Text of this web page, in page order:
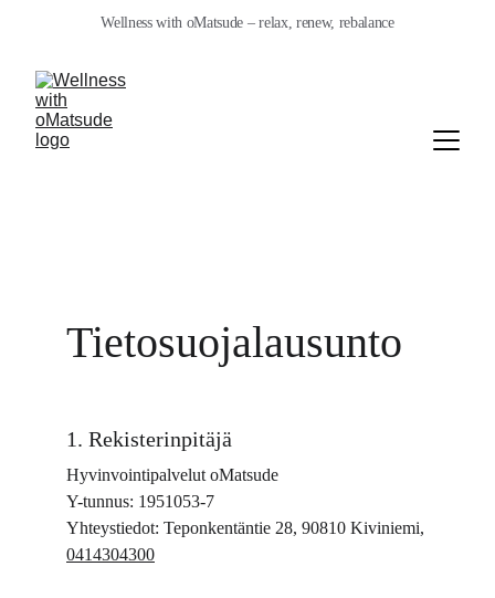
Wellness with oMatsude – relax, renew, rebalance
Tietosuojalausunto
1. Rekisterinpitäjä
Hyvinvointipalvelut oMatsude
Y-tunnus: 1951053-7
Yhteystiedot: Teponkentäntie 28, 90810 Kiviniemi,
0414304300